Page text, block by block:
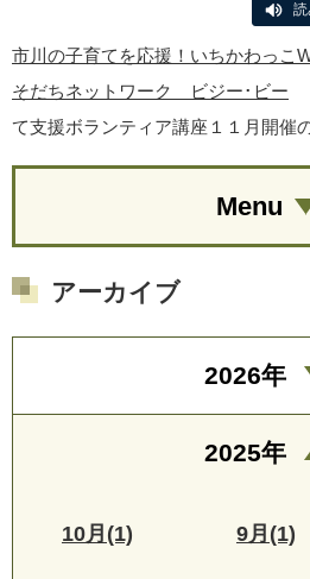
市川の子育てを応援！いちかわっこ
そだちネットワーク ビジー･ビー
て支援ボランティア講座１１月開催
Menu
アーカイブ
2026年
2025年
10月(1) 9月(1)